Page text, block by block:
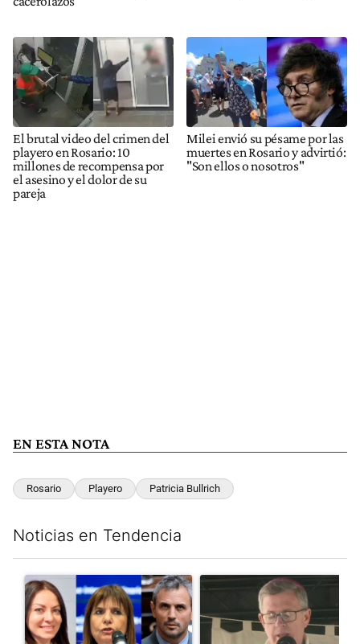
El brutal video del crimen del
playero en Rosario: 10
millones de recompensa por
el asesino y el dolor de su
pareja
Milei envió su pésame por las
muertes en Rosario y advirtió:
"Son ellos o nosotros"
EN ESTA NOTA
Rosario Playero Patricia Bullrich
Noticias en Tendencia
Un artículo de tendencia con el título "Por ahora, Milei mira
Un artículo de tendencia con